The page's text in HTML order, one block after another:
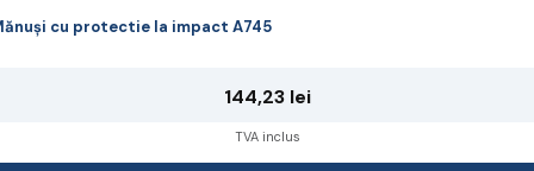
cu protectie la impact A745
144,23 lei
TVA inclus